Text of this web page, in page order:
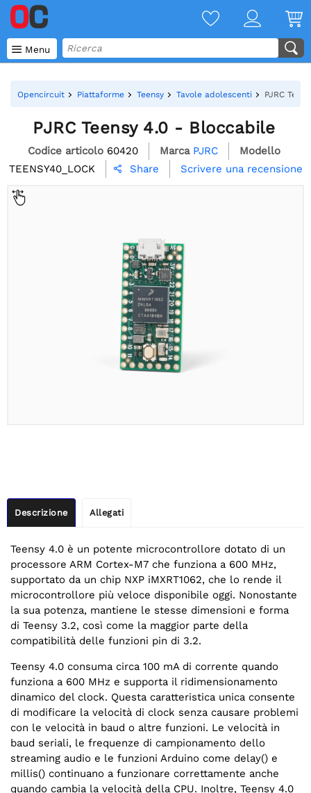
 Menu
Opencircuit Piattaforme Teensy Tavole adolescenti PJRC
PJRC Teensy 4.0 - Bloccabile
Codice articolo 60420 Marca PJRC
Modello
TEENSY40_LOCK
 Share Scrivere una recensione
Descrizione Allegati
Teensy 4.0 è un potente microcontrollore dotato di un
processore ARM Cortex-M7 che funziona a 600 MHz,
supportato da un chip NXP iMXRT1062, che lo rende il
microcontrollore più veloce disponibile oggi. Nonostante
la sua potenza, mantiene le stesse dimensioni e forma
di Teensy 3.2, così come la maggior parte della
compatibilità delle funzioni pin di 3.2.
Teensy 4.0 consuma circa 100 mA di corrente quando
funziona a 600 MHz e supporta il ridimensionamento
dinamico del clock. Questa caratteristica unica consente
di modificare la velocità di clock senza causare problemi
con le velocità in baud o altre funzioni. Le velocità in
baud seriali, le frequenze di campionamento dello
streaming audio e le funzioni Arduino come delay() e
millis() continuano a funzionare correttamente anche
quando cambia la velocità della CPU. Inoltre, Teensy 4.0